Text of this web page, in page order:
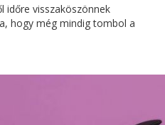
időre visszaköszönnek
hogy még mindig tombol a